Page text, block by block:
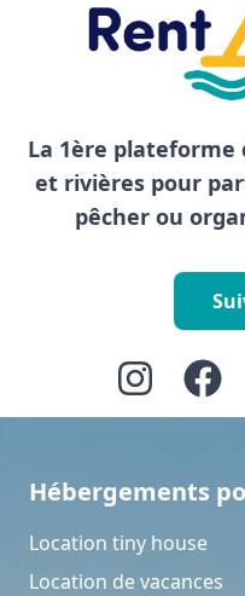
La 1ère plateforme
et rivières pour
pêcher ou
Hébergements
Location tiny house
Location de vacances